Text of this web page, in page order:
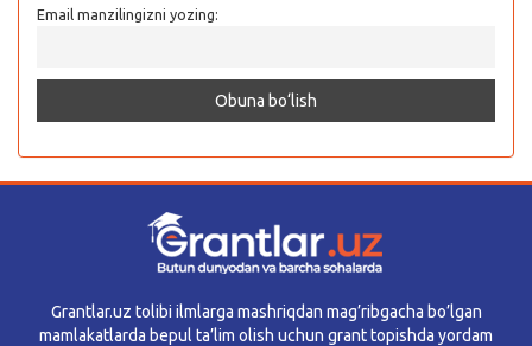
Email manzilingizni yozing:
Grantlar.uz tolibi ilmlarga mashriqdan mag’ribgacha bo’lgan
mamlakatlarda bepul ta’lim olish uchun grant topishda yordam